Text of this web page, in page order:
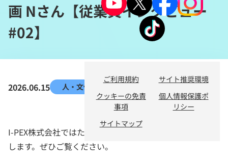
ご利用規約
サイト推奨環境
クッキーの免責
事項
個人情報保護ポ
リシー
サイトマップ
画 Nさん【従業員インタビュー
#02】
2026.06.15 人・文化
I-PEX株式会社ではたらく従業員のインタビューをお届け
します。ぜひご覧ください。